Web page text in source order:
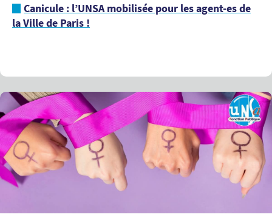
Canicule : l’UNSA mobilisée pour les agent-es de
la Ville de Paris !